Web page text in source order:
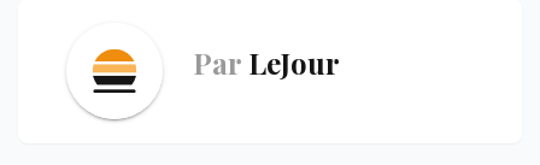
Par LeJour